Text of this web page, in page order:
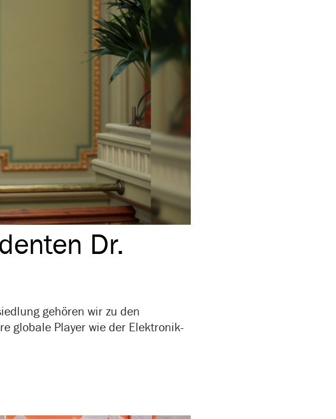
Dr.
gehören wir zu den
globale Player wie der Elektronik-